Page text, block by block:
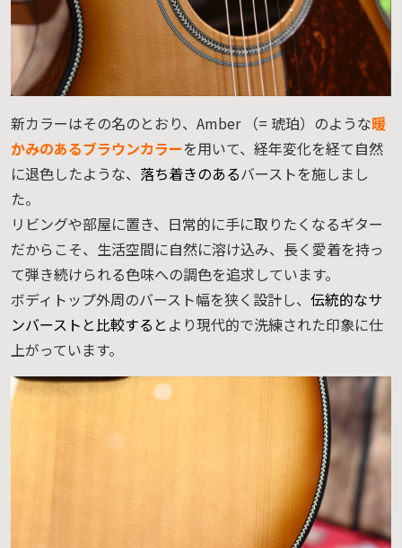
新カラーはその名のとおり、Amber （= 琥珀）のような暖
かみのあるブラウンカラーを用いて、経年変化を経て自然
に退色したような、 落ち着きのあるバーストを施しまし
た。
リビングや部屋に置き、日常的に手に取りたくなるギター
だからこそ、生活空間に自然に溶け込み、長く愛着を持っ
て弾き続けられる色味への調色を追求しています。
ボディトップ外周のバースト幅を狭く設計し、 伝統的なサ
ンバーストと比較すると より現代的で洗練された印象に仕
上がっています。